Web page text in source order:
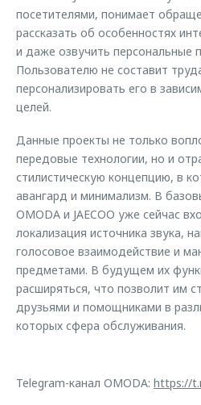
посетителями, понимает
рассказать об особенностях
и даже озвучить персональные
Пользователю не составит
персонализировать его в
целей.
Данные проекты не только
передовые технологии, но и
стилистическую концепцию, в
авангард и минимализм. В
OMODA и JAECOO уже сейчас
локализация источника звука,
голосовое взаимодействие и
предметами. В будущем их
расширяться, что позволит им
друзьями и помощниками в
которых сфера обслуживания.
Telegram-канал OMODA: https://